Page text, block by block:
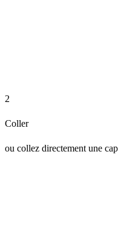
2
Coller
ou collez directement une